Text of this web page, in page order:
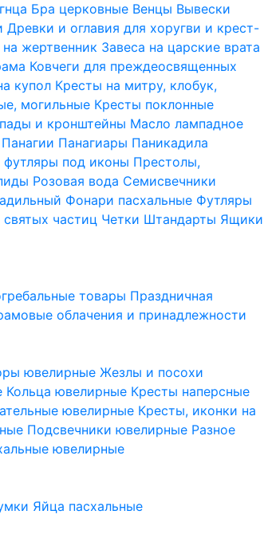
Бра церковные Венцы Вывески
Древки и оглавия для хоругви и крест-
жертвенник Завеса на царские врата
Ковчеги для преждеосвященных
купол Кресты на митру, клобук,
могильные Кресты поклонные
и кронштейны Масло лампадное
Панагии Панагиары Паникадила
под иконы Престолы,
Розовая вода Семисвечники
Фонари пасхальные Футляры
частиц Четки Штандарты Ящики
товары Праздничная
облачения и принадлежности
ювелирныеЖезлы и посохи
Кольца ювелирные Кресты наперсные
ювелирные Кресты, иконки на
Подсвечники ювелирные Разное
ювелирные
Яйца пасхальные